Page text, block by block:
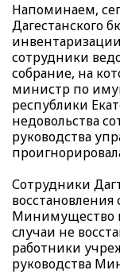
Напоминаем,
Дагестанского
сотрудники
собрание, на
министр по
республики
недовольства
руководства
Сотрудники
восстановления
Минимущество
случаи не
работники
руководства